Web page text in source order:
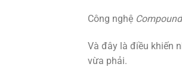
Công nghệ
Và đây là điều khiến
vừa phải.